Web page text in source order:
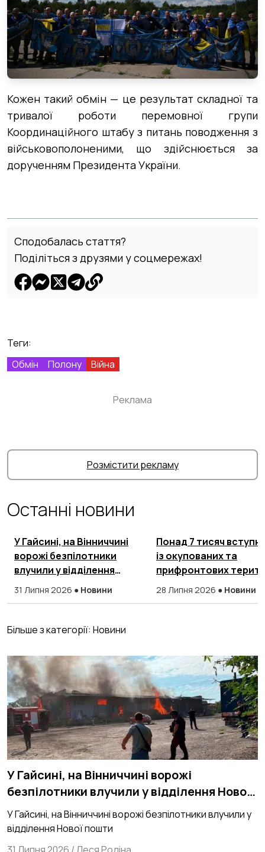
Кожен такий обмін — це результат складної та
тривалої роботи перемовної групи
Координаційного штабу з питань поводження з
військовополоненими, що здійснюється за
дорученням Президента України.
Сподобалась стаття?
Поділіться з друзями у соцмережах!
Теги:
Обмін
Полону Війна
Останні новини
У Гайсині, на Вінниччині
ворожі безпілотники
влучили у відділення
Нової пошти
31 Липня 2026 ● Новини
Понад 7 тисяч
із окупованих та
прифронтових
подали документи в
28 Липня 2026 ● Новини
Реклама
Розмістити рекламу
Більше з категорії: Новини
У Гайсині, на Вінниччині ворожі
безпілотники влучили у відділення Нової
пошти
У Гайсині, на Вінниччині ворожі безпілотники влучили у
відділення Нової пошти